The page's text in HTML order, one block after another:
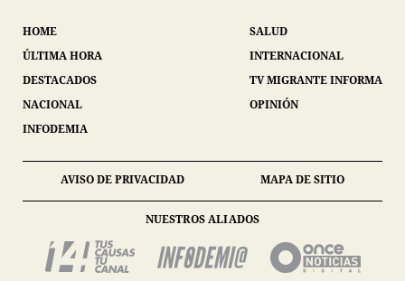
HOME
ÚLTIMA HORA
DESTACADOS
NACIONAL
INFODEMIA
SALUD
INTERNACIONAL
TV MIGRANTE INFORMA
OPINIÓN
AVISO DE PRIVACIDAD MAPA DE SITIO
NUESTROS ALIADOS